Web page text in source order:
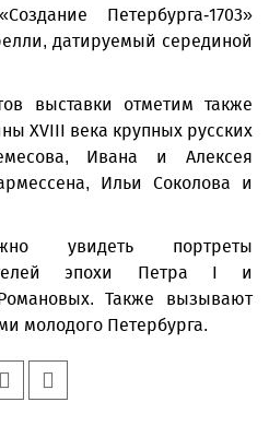
Петербурга-1703»
датируемый серединой
выставки отметим также
XVIII века крупных русских
Ивана и Алексея
Ильи Соколова и
увидеть портреты
эпохи Петра I и
Также вызывают
молодого Петербурга.